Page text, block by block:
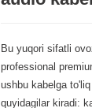
Bu yuqori sifatli
professional
ushbu kabelga
quyidagilar kiradi: